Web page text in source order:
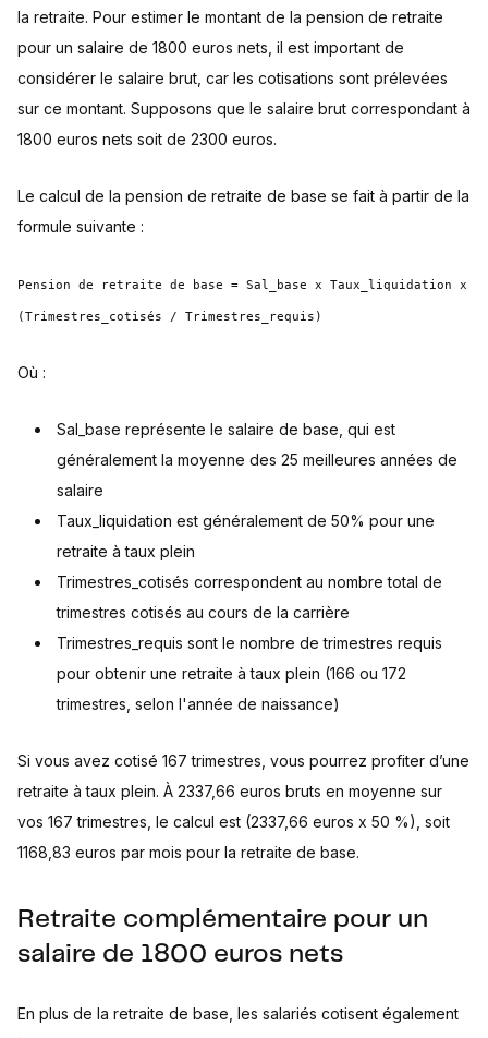
la retraite. Pour estimer le montant de la pension de retraite
pour un salaire de 1800 euros nets, il est important de
considérer le salaire brut, car les cotisations sont prélevées
sur ce montant. Supposons que le salaire brut correspondant à
1800 euros nets soit de 2300 euros.
Le calcul de la pension de retraite de base se fait à partir de la
formule suivante :
Pension de retraite de base = Sal_base x Taux_liquidation x
(Trimestres_cotisés / Trimestres_requis)
Où :
Sal_base représente le salaire de base, qui est
généralement la moyenne des 25 meilleures années de
salaire
Taux_liquidation est généralement de 50% pour une
retraite à taux plein
Trimestres_cotisés correspondent au nombre total de
trimestres cotisés au cours de la carrière
Trimestres_requis sont le nombre de trimestres requis
pour obtenir une retraite à taux plein (166 ou 172
trimestres, selon l'année de naissance)
Si vous avez cotisé 167 trimestres, vous pourrez profiter d’une
retraite à taux plein. À 2337,66 euros bruts en moyenne sur
vos 167 trimestres, le calcul est (2337,66 euros x 50 %), soit
1168,83 euros par mois pour la retraite de base.
Retraite complémentaire pour un
salaire de 1800 euros nets
En plus de la retraite de base, les salariés cotisent également